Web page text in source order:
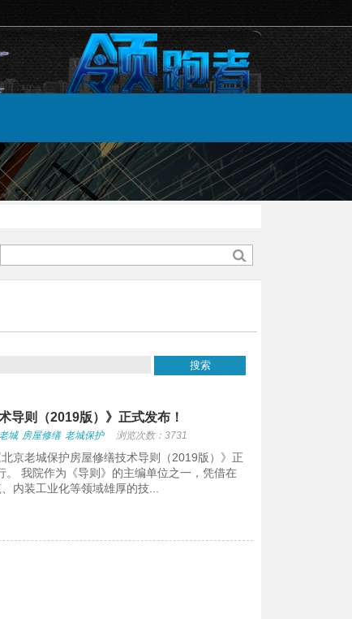
导则（2019版）》正式发布！
城 房屋修缮 老城保护 浏览次数：3731
京老城保护房屋修缮技术导则（2019版）》正
。 我院作为《导则》的主编单位之一，凭借在
内装工业化等领域雄厚的技...